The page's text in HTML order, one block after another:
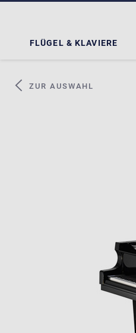
FLÜGEL & KLAVIERE
ZUR AUSWAHL